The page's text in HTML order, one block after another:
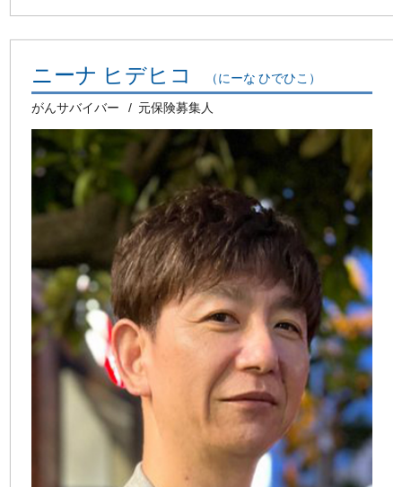
ニーナ ヒデヒコ （にーな ひでひこ）
がんサバイバー 元保険募集人